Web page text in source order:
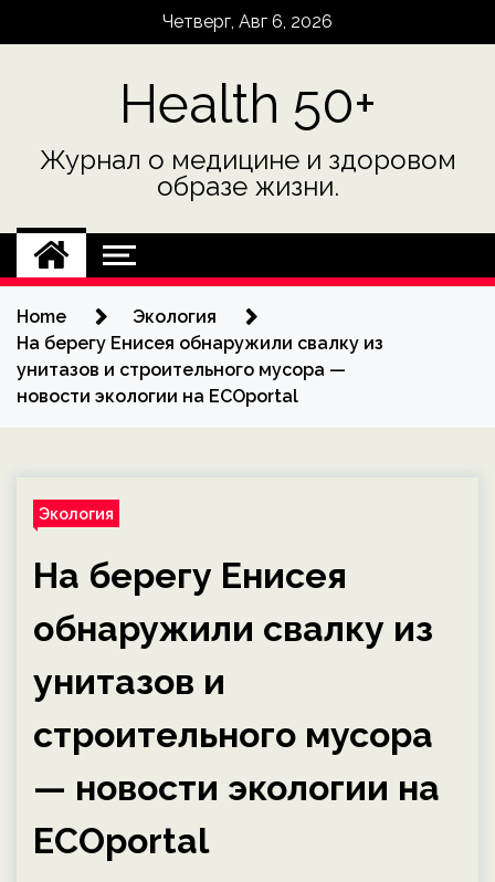
Четверг, Авг 6, 2026
Health 50+
Журнал о медицине и здоровом
образе жизни.
Home
Экология
На берегу Енисея обнаружили свалку из
унитазов и строительного мусора —
новости экологии на ECOportal
Экология
На берегу Енисея
обнаружили свалку из
унитазов и
строительного мусора
— новости экологии на
ECOportal